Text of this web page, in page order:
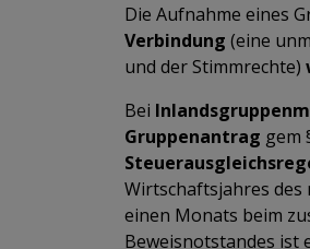
Die Aufnahme eines
Verbindung (eine
und der Stimmrechte)
Bei
Gruppenantrag gem
Wirtschaftsjahres
einen Monats beim
Beweisnotstandes ist